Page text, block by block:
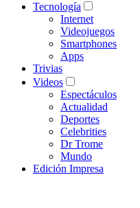
Tecnología
Internet
Videojuegos
Smartphones
Apps
Trivias
Videos
Espectáculos
Actualidad
Deportes
Celebrities
Dr Trome
Mundo
Edición Impresa